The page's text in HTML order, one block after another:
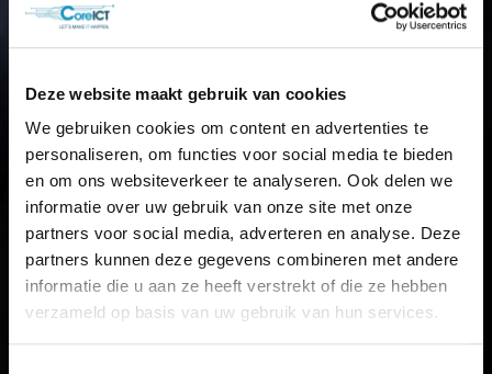
Deze website maakt gebruik van cookies
We gebruiken cookies om content en advertenties te
personaliseren, om functies voor social media te bieden
en om ons websiteverkeer te analyseren. Ook delen we
informatie over uw gebruik van onze site met onze
partners voor social media, adverteren en analyse. Deze
partners kunnen deze gegevens combineren met andere
informatie die u aan ze heeft verstrekt of die ze hebben
verzameld op basis van uw gebruik van hun services.